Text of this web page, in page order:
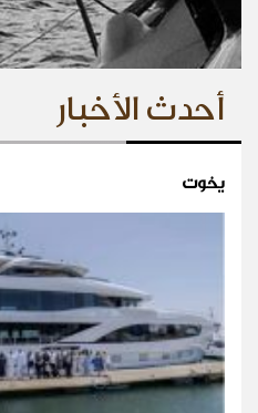
أحدث الأخبار
يخوت